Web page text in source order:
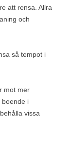
att rensa. Allra
och
så tempot i
mot mer
boende i
vissa